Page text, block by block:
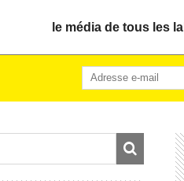
le média de tous les